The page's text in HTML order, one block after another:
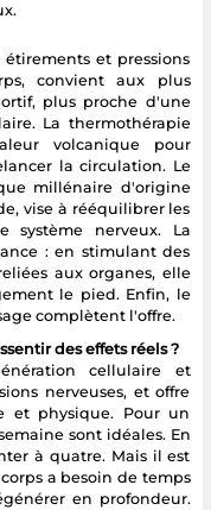
et pressions
convient aux plus
plus proche d'une
La thermothérapie
volcanique pour
la circulation. Le
millénaire d'origine
vise à rééquilibrer les
système nerveux. La
: en stimulant des
aux organes, elle
le pied. Enfin, le
complètent l'offre.
des effets réels ?
cellulaire et
nerveuses, et offre
et physique. Pour un
sont idéales. En
à quatre. Mais il est
a besoin de temps
en profondeur.